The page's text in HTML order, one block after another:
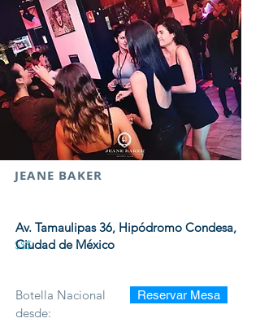
JEANE BAKER
$$$
Av. Tamaulipas 36, Hipódromo Condesa,
Ciudad de México
Botella Nacional
desde:
Reservar Mesa